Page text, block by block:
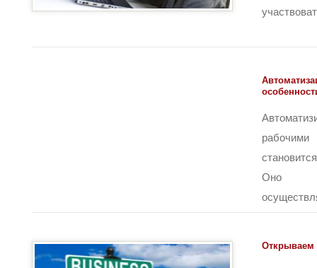
рабочими
Оно
Открываем